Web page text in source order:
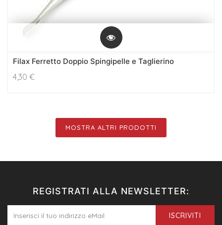
Filax Ferretto Doppio Spingipelle e Taglierino
4,30 €
MOSTRA ALTRI PRODOTTI
REGISTRATI ALLA NEWSLETTER:
ISCRIVITI